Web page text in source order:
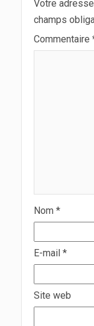
Votre
champs
Commentaire
Nom *
E-mail *
Site web